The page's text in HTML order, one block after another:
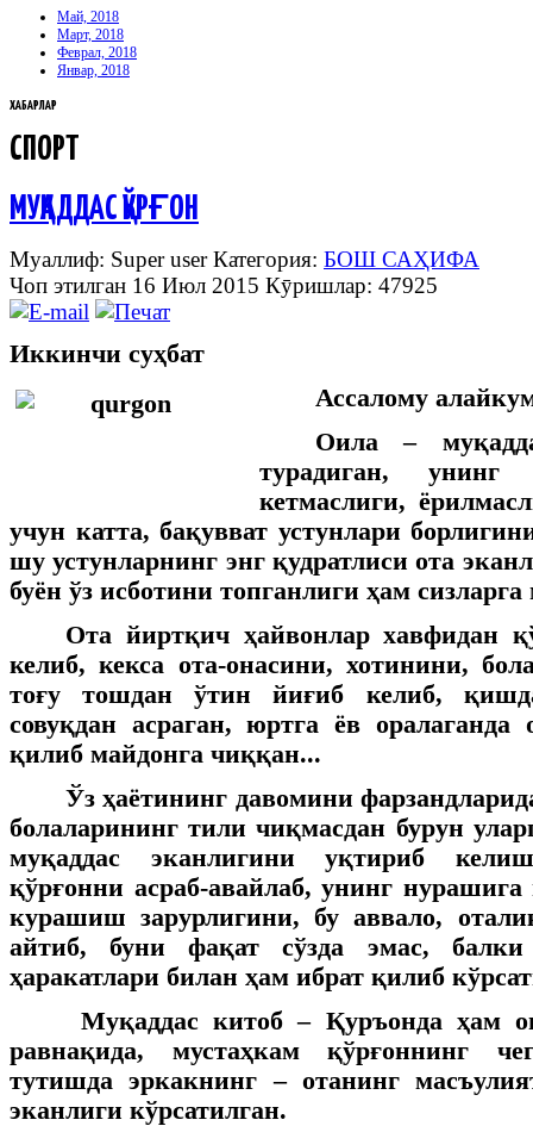
Май, 2018
Март, 2018
Феврал, 2018
Январ, 2018
ХАБАРЛАР
СПОРТ
МУҚАДДАС ҚЎРҒОН
Муаллиф: Super userКатегория: БОШ САҲИФА
Чоп этилган 16 Июл 2015 Кӯришлар: 47925
Иккинчи суҳбат
Ассалому
Оила –
турадиган,
кетмаслиги,
учун катта, бақувват устунлари
шу устунларнинг энг қудратлиси ота
буён ўз исботини топганлиги ҳам
Ота йиртқич ҳайвонлар хавфидан
келиб, кекса ота-онасини, хотинини,
тоғу тошдан ўтин йиғиб келиб,
совуқдан асраган, юртга ёв
қилиб майдонга чиққан...
Ўз ҳаётининг давомини
болаларининг тили чиқмасдан бурун
муқаддас эканлигини уқтириб
қўрғонни асраб-авайлаб, унинг
курашиш зарурлигини, бу аввало,
айтиб, буни фақат сўзда эмас, балки
ҳаракатлари билан ҳам ибрат қилиб
Муқаддас китоб – Қуръонда ҳам
равнақида, мустаҳкам қўрғоннинг
тутишда эркакнинг – отанинг
эканлиги кўрсатилган.